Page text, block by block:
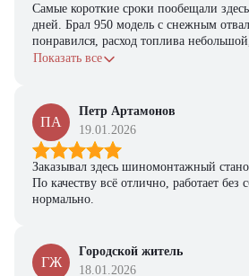
Самые короткие сроки пообещали
дней. Брал 950 модель с снежным
понравился, расход топлива
с задачами справляется.
Показать все
ПА
Петр Артамонов
19.01.2026
Заказывал здесь шиномонтажный
По качеству всё отлично, работает без
нормально.
ГЖ
Городской житель
18.01.2026